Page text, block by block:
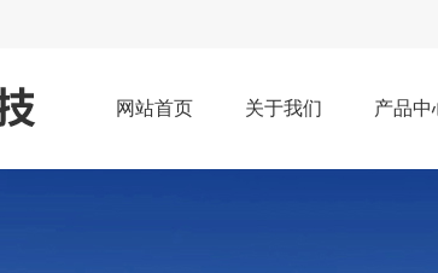
网站首页 关于我们 产品中